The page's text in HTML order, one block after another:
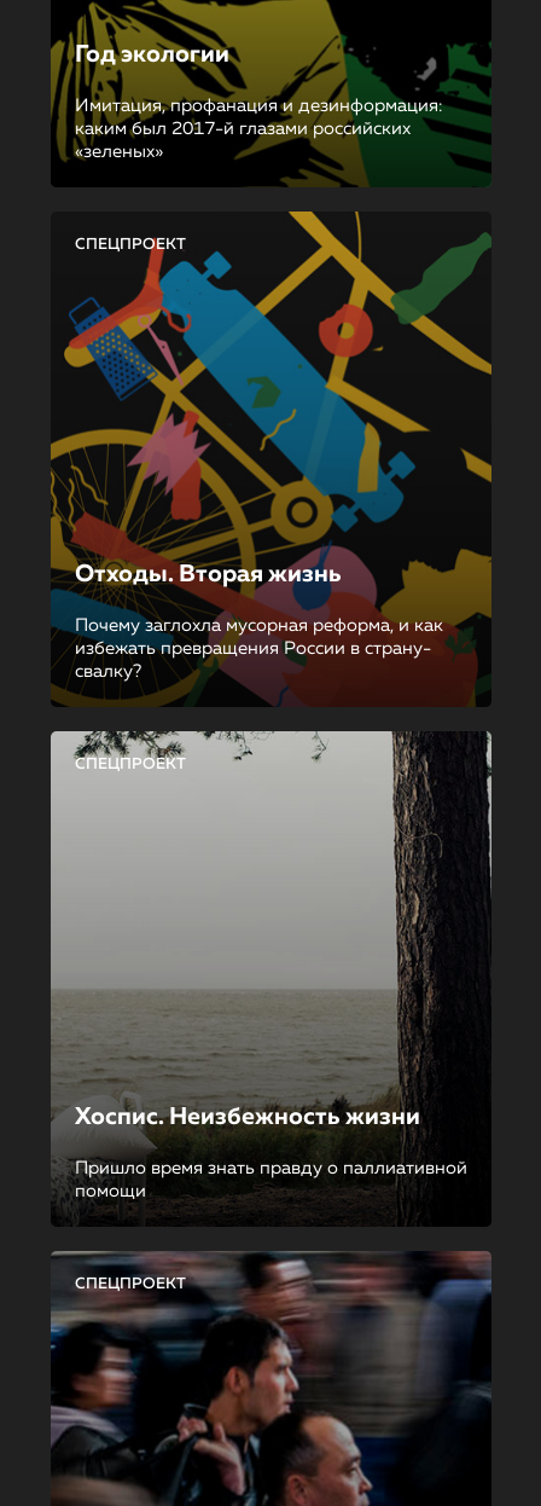
Год экологии
Имитация, профанация и дезинформация:
каким был 2017-й глазами российских
«зеленых»
СПЕЦПРОЕКТ
Отходы. Вторая жизнь
Почему заглохла мусорная реформа, и как
избежать превращения России в страну-
свалку?
СПЕЦПРОЕКТ
Хоспис. Неизбежность жизни
Пришло время знать правду о паллиативной
помощи
СПЕЦПРОЕКТ